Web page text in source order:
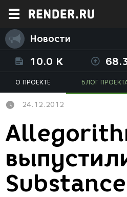
Новости
10.0 K
О ПРОЕКТЕ БЛОГ
24.12.2012
Substance